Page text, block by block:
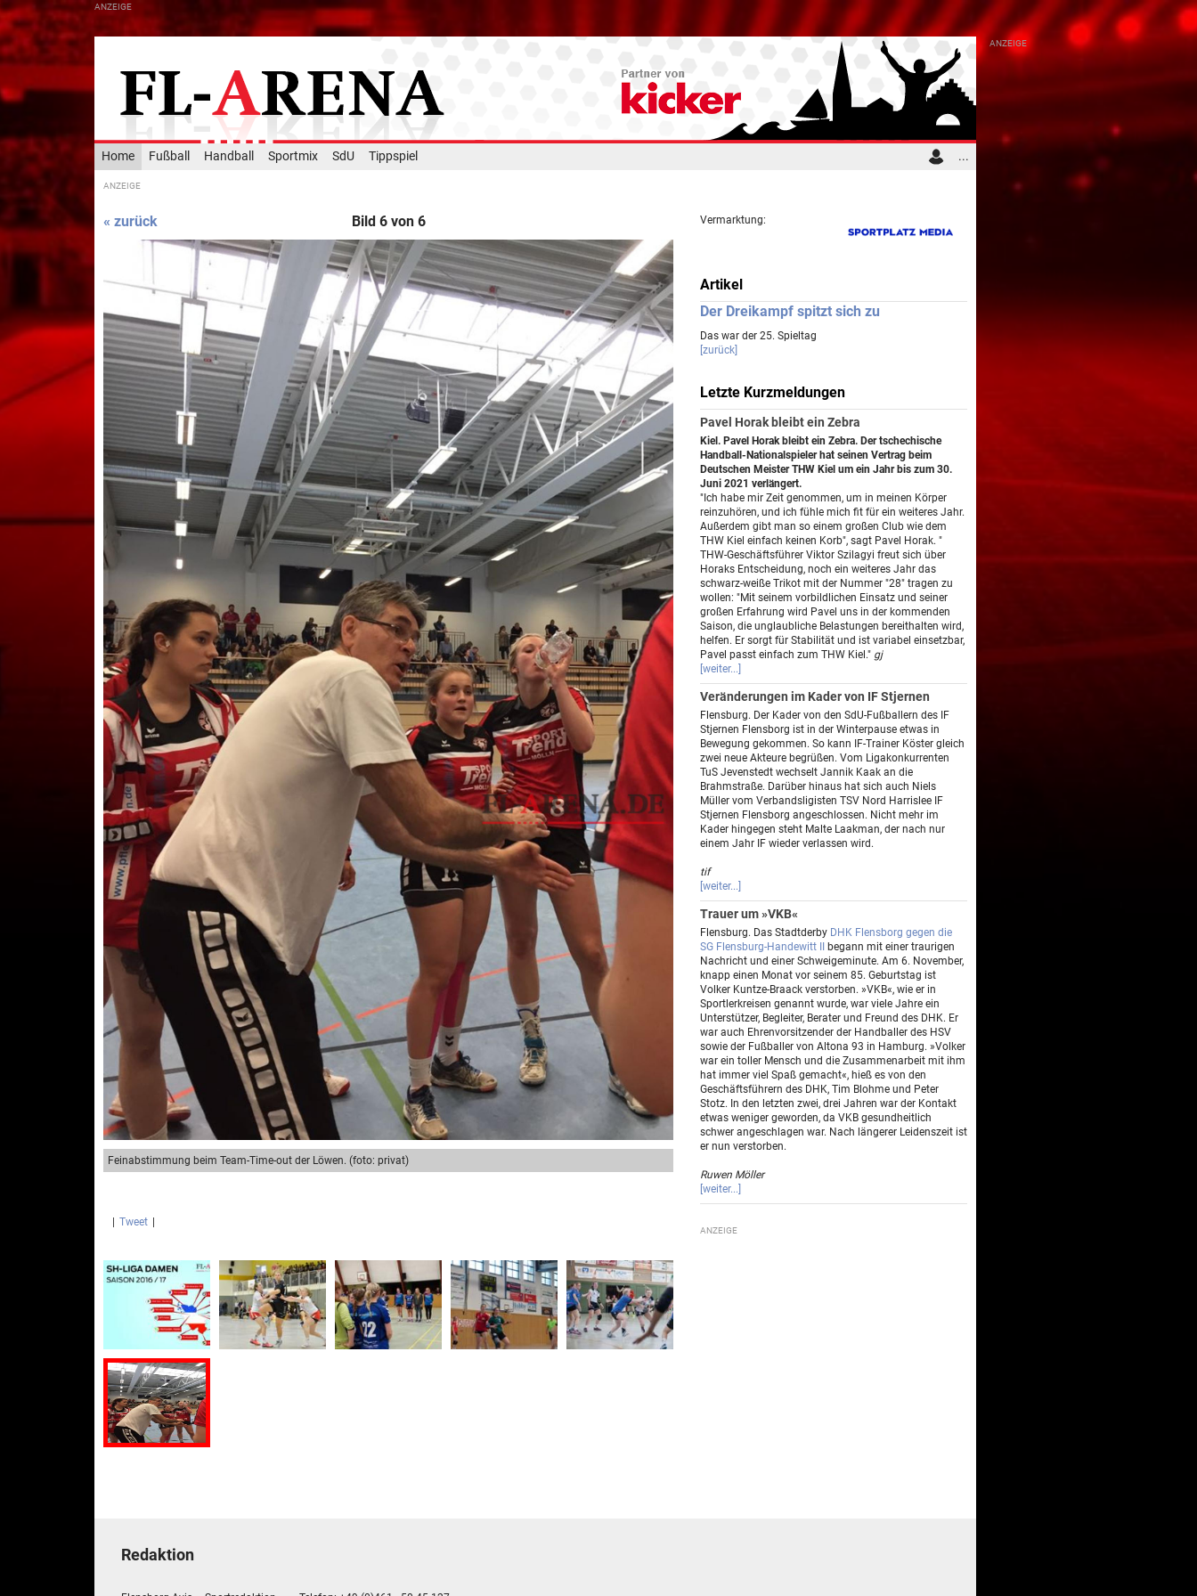
Home Fußball Handball Sportmix SdU Tippspiel ...
« zurück Bild 6 von 6
Feinabstimmung beim Team-Time-out der Löwen. (foto: privat)
Tweet
Vermarktung:
Artikel
Der Dreikampf spitzt sich zu
Das war der 25. Spieltag
[zurück]
Letzte Kurzmeldungen
Pavel Horak bleibt ein Zebra
Kiel. Pavel Horak bleibt ein Zebra. Der tschechische
Handball-Nationalspieler hat seinen Vertrag beim
Deutschen Meister THW Kiel um ein Jahr bis zum 30.
Juni 2021 verlängert.
"Ich habe mir Zeit genommen, um in meinen Körper
reinzuhören, und ich fühle mich fit für ein weiteres Jahr.
Außerdem gibt man so einem großen Club wie dem
THW Kiel einfach keinen Korb", sagt Pavel Horak. "
THW-Geschäftsführer Viktor Szilagyi freut sich über
Horaks Entscheidung, noch ein weiteres Jahr das
schwarz-weiße Trikot mit der Nummer "28" tragen zu
wollen: "Mit seinem vorbildlichen Einsatz und seiner
großen Erfahrung wird Pavel uns in der kommenden
Saison, die unglaubliche Belastungen bereithalten wird,
helfen. Er sorgt für Stabilität und ist variabel einsetzbar,
Pavel passt einfach zum THW Kiel." gj
[weiter...]
Veränderungen im Kader von IF Stjernen
Flensburg. Der Kader von den SdU-Fußballern des IF
Stjernen Flensborg ist in der Winterpause etwas in
Bewegung gekommen. So kann IF-Trainer Köster gleich
zwei neue Akteure begrüßen. Vom Ligakonkurrenten
TuS Jevenstedt wechselt Jannik Kaak an die
Brahmstraße. Darüber hinaus hat sich auch Niels
Müller vom Verbandsligisten TSV Nord Harrislee IF
Stjernen Flensborg angeschlossen. Nicht mehr im
Kader hingegen steht Malte Laakman, der nach nur
einem Jahr IF wieder verlassen wird.
tif
[weiter...]
Trauer um »VKB«
Flensburg. Das Stadtderby DHK Flensborg gegen die
SG Flensburg-Handewitt II begann mit einer traurigen
Nachricht und einer Schweigeminute. Am 6. November,
knapp einen Monat vor seinem 85. Geburtstag ist
Volker Kuntze-Braack verstorben. »VKB«, wie er in
Sportlerkreisen genannt wurde, war viele Jahre ein
Unterstützer, Begleiter, Berater und Freund des DHK. Er
war auch Ehrenvorsitzender der Handballer des HSV
sowie der Fußballer von Altona 93 in Hamburg. »Volker
war ein toller Mensch und die Zusammenarbeit mit ihm
hat immer viel Spaß gemacht«, hieß es von den
Geschäftsführern des DHK, Tim Blohme und Peter
Stotz. In den letzten zwei, drei Jahren war der Kontakt
etwas weniger geworden, da VKB gesundheitlich
schwer angeschlagen war. Nach längerer Leidenszeit ist
er nun verstorben.
Ruwen Möller
[weiter...]
Redaktion